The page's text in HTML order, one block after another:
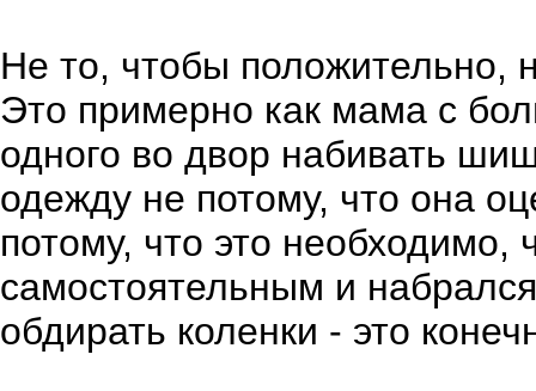
Не то, чтобы положительно,
Это примерно как мама с
одного во двор набивать
одежду не потому, что она
потому, что это необходимо,
самостоятельным и
обдирать коленки - это